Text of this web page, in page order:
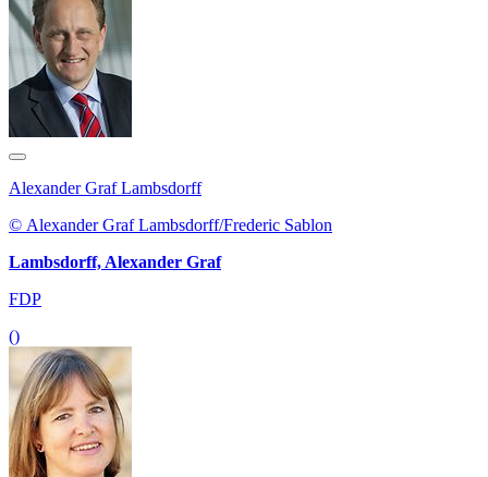
Alexander Graf Lambsdorff
© Alexander Graf Lambsdorff/Frederic Sablon
Lambsdorff, Alexander Graf
FDP
()